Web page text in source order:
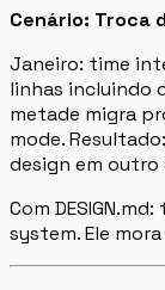
Cenário: Troca
Janeiro: time
linhas incluindo
metade migra
mode.
design em
Com
system. Ele